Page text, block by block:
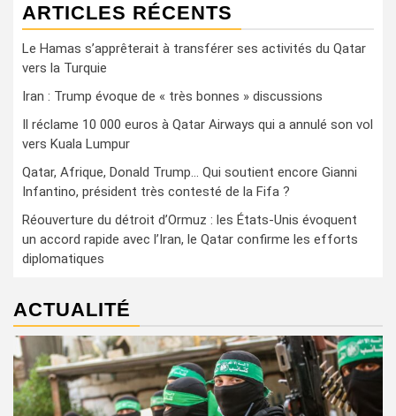
ARTICLES RÉCENTS
Le Hamas s’apprêterait à transférer ses activités du Qatar
vers la Turquie
Iran : Trump évoque de « très bonnes » discussions
Il réclame 10 000 euros à Qatar Airways qui a annulé son vol
vers Kuala Lumpur
Qatar, Afrique, Donald Trump… Qui soutient encore Gianni
Infantino, président très contesté de la Fifa ?
Réouverture du détroit d’Ormuz : les États-Unis évoquent
un accord rapide avec l’Iran, le Qatar confirme les efforts
diplomatiques
ACTUALITÉ